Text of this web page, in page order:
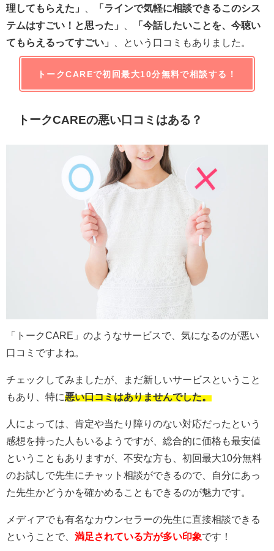
理してもらえた」
「ラインで気軽に相談できるこのシス
テムはすごい！と思った」
「今話したいことを、今聴い
てもらえるってすごい」
、という口コミもありました。
トークCAREで初回最大10分無料で相談する！
トークCAREの悪い口コミはある？
「トークCARE」のようなサービスで、気になるのが悪い
口コミですよね。
チェックしてみましたが、まだ新しいサービスということ
もあり、特に悪い口コミはありませんでした。
人によっては、肯定や当たり障りのない対応だったという
感想を持った人もいるようですが、総合的に価格も最安値
ということもありますが、不安な方も、初回最大10分無料
のお試しで先生にチャット相談ができるので、自分にあっ
た先生かどうかを確かめることもできるのが魅力です。
メディアでも有名なカウンセラーの先生に直接相談できる
ということで、 満足されている方が多い印象です！